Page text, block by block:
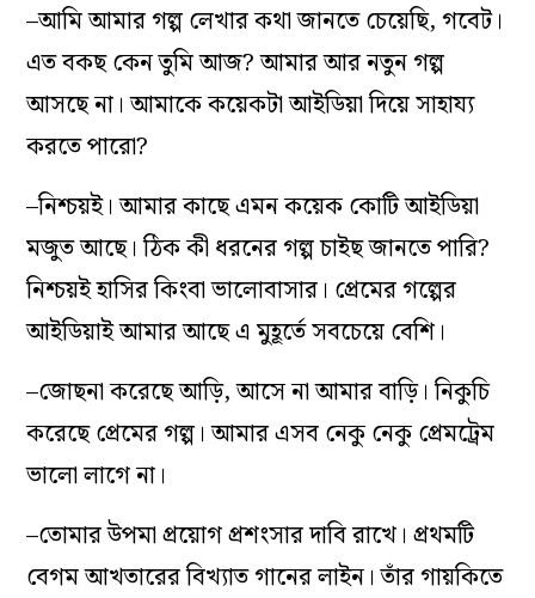
–আমি আমার গল্প লেখার কথা জানতে চেয়েছি, গবেট।
এত বকছ কেন তুমি আজ? আমার আর নতুন গল্প
আসছে না। আমাকে কয়েকটা আইডিয়া দিয়ে সাহায্য
করতে পারো?
–নিশ্চয়ই। আমার কাছে এমন কয়েক কোটি আইডিয়া
মজুত আছে। ঠিক কী ধরনের গল্প চাইছ জানতে পারি?
নিশ্চয়ই হাসির কিংবা ভালোবাসার। প্রেমের গল্পের
আইডিয়াই আমার আছে এ মুহূর্তে সবচেয়ে বেশি।
–জোছনা করেছে আড়ি, আসে না আমার বাড়ি। নিকুচি
করেছে প্রেমের গল্প। আমার এসব নেকু নেকু প্রেমট্রেম
ভালো লাগে না।
–তোমার উপমা প্রয়োগ প্রশংসার দাবি রাখে। প্রথমটি
বেগম আখতারের বিখ্যাত গানের লাইন। তাঁর গায়কিতে